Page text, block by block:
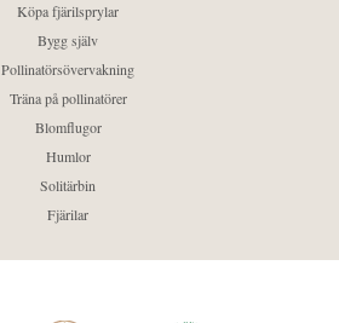
Köpa fjärilsprylar
Bygg själv
Pollinatörsövervakning
Träna på pollinatörer
Blomflugor
Humlor
Solitärbin
Fjärilar